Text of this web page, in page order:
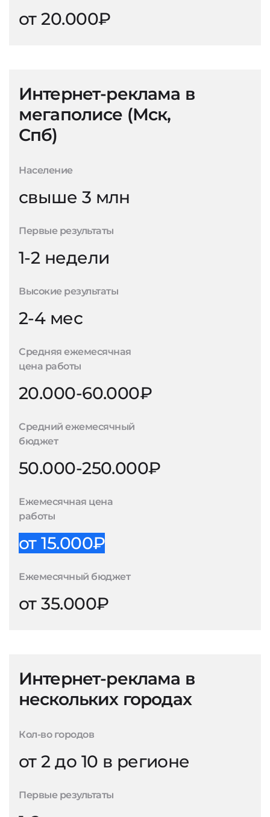
от 20.000₽
Интернет-реклама в
мегаполисе (Мск,
Спб)
Население
свыше 3 млн
Первые результаты
1-2 недели
Высокие результаты
2-4 мес
Средняя ежемесячная
цена работы
20.000-60.000₽
Средний ежемесячный
бюджет
50.000-250.000₽
Ежемесячная цена
работы
от 15.000₽
Ежемесячный бюджет
от 35.000₽
Интернет-реклама в
нескольких городах
Кол-во городов
от 2 до 10 в регионе
Первые результаты